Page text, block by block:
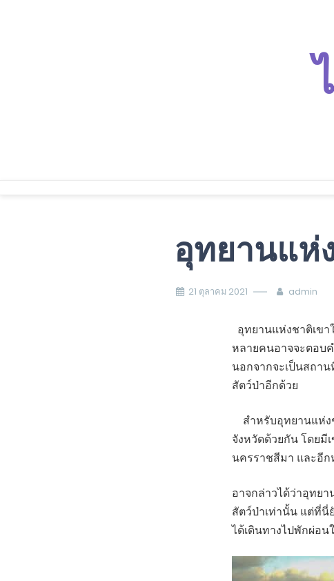
อุทยานแห่
21 ตุลาคม 2021 admin
อุทยานแห่งชาติเข
หลายคนอาจจะตอบ
นอกจากจะเป็นสถา
สัตว์ป่าอีกด้วย
สำหรับอุทยานแห่ง
จังหวัดด้วยกัน โดยมี
นครราชสีมา และอี
อาจกล่าวได้ว่าอุทย
สัตว์ป่าเท่านั้น แต่ที่นี่
ได้เดินทางไปพักผ่อ